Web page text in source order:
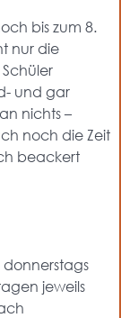
bis zum 8.
nur die
und gar
nichts –
noch die Zeit
beackert
donnerstags
jeweils